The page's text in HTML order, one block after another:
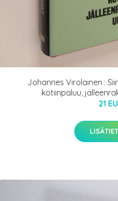
Johannes Virolainen :
kotiinpaluu,
21